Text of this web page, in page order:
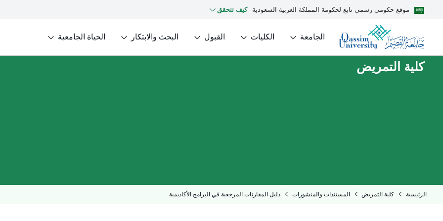
موقع حكومي رسمي تابع لحكومة المملكة العربية السعودية كيف تتحقق
الجامعة الكليات القبول البحث والابتكار الحياة الجامعية
كلية التمريض
الرئيسية كلية التمريض المستندات والمنشورات دليل المقارنات المرجعية في البرامج الأكاديمية